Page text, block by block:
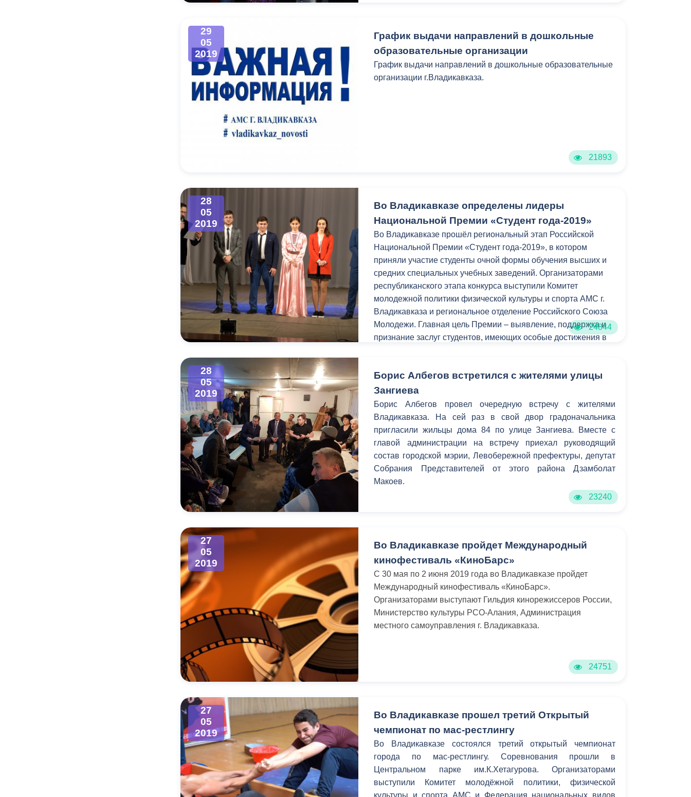
Муниципальный контроль
29
05
2019
График выдачи направлений в дошкольные
образовательные организации
График выдачи направлений в дошкольные образовательные
организации г.Владикавказа.
21893
28
05
2019
Во Владикавказе определены лидеры
Национальной Премии «Студент года-2019»
Во Владикавказе прошёл региональный этап Российской
Национальной Премии «Студент года-2019», в котором
приняли участие студенты очной формы обучения высших и
средних специальных учебных заведений. Организаторами
республиканского этапа конкурса выступили Комитет
молодежной политики физической культуры и спорта АМС г.
Владикавказа и региональное отделение Российского Союза
Молодежи. Главная цель Премии – выявление, поддержка и
признание заслуг студентов, имеющих особые достижения в
общественной деятельности.
24844
28
05
2019
Борис Албегов встретился с жителями улицы
Зангиева
Борис Албегов провел очередную встречу с жителями
Владикавказа. На сей раз в свой двор градоначальника
пригласили жильцы дома 84 по улице Зангиева. Вместе с
главой администрации на встречу приехал руководящий
состав городской мэрии, Левобережной префектуры, депутат
Собрания Представителей от этого района Дзамболат
Макоев.
23240
27
05
2019
Во Владикавказе пройдет Международный
кинофестиваль «КиноБарс»
С 30 мая по 2 июня 2019 года во Владикавказе пройдет
Международный кинофестиваль «КиноБарс».
Организаторами выступают Гильдия кинорежиссеров России,
Министерство культуры РСО-Алания, Администрация
местного самоуправления г. Владикавказа.
24751
27
05
2019
Во Владикавказе прошел третий Открытый
чемпионат по мас-рестлингу
Во Владикавказе состоялся третий открытый чемпионат
города по мас-рестлингу. Соревнования прошли в
Центральном парке им.К.Хетагурова. Организаторами
выступили Комитет молодёжной политики, физической
культуры и спорта АМС и Федерация национальных видов